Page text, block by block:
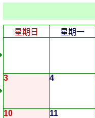
星期日 星期一
3 4
10 11